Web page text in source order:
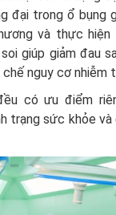
đại trong ổ bụng
và thực hiện
giúp giảm đau
chế nguy cơ nhiễm
có ưu điểm
trạng sức khỏe và